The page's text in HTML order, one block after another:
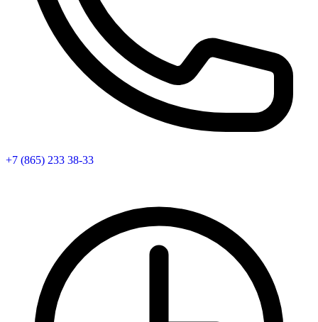
+7 (865) 233 38-33